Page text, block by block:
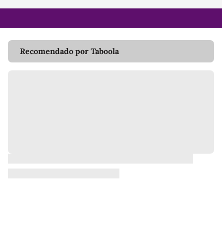
Recomendado por Taboola